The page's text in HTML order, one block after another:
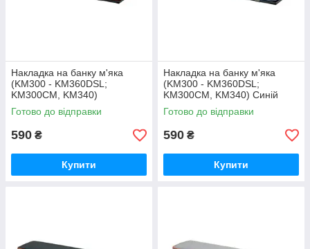
Накладка на банку м'яка
(KM300 - KM360DSL;
KM300CM, KM340)
Помаранчевий
Готово до відправки
590 ₴
Купити
Накладка на банку м'яка
(KM300 - KM360DSL;
KM300CM, KM340) Синій
Готово до відправки
590 ₴
Купити